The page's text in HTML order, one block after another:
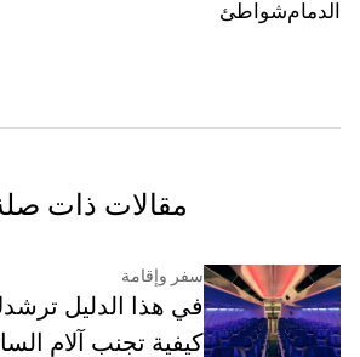
الدمامشواطئ
مقالات ذات
سفر وإقامة
في هذا الدليل
كيفية تجنب آلام